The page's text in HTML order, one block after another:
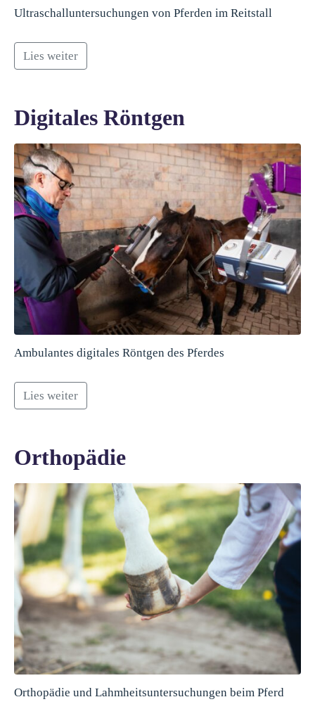
Ultraschalluntersuchungen von Pferden im Reitstall
Lies weiter
Digitales Röntgen
Ambulantes digitales Röntgen des Pferdes
Lies weiter
Orthopädie
Orthopädie und Lahmheitsuntersuchungen beim Pferd